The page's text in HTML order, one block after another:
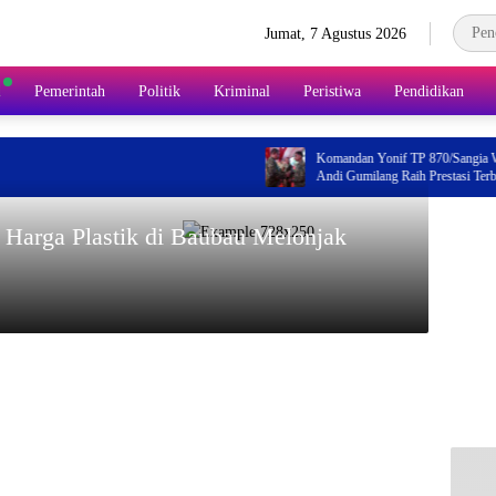
Jumat, 7 Agustus 2026
Pemerintah Politik Kriminal Peristiwa Pendidikan
Komandan Yonif TP 870/Sangia
Andi Gumilang Raih Prestasi Terbaik
Tahun 2026
Plastik di Baubau Melonjak